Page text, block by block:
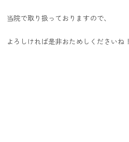
当院で取り扱っておりますので、
よろしければ是非おためしくださいね！